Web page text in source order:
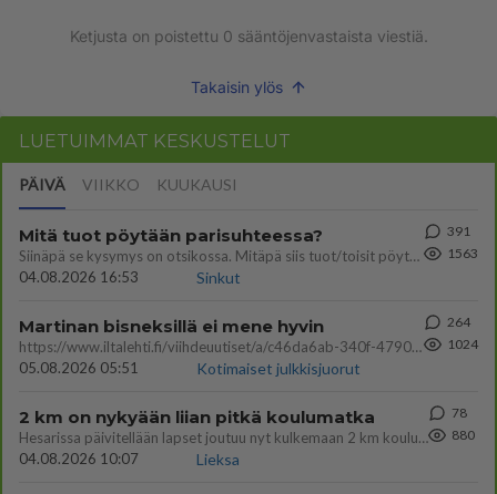
Ketjusta on poistettu 0 sääntöjenvastaista viestiä.
Takaisin ylös
LUETUIMMAT KESKUSTELUT
PÄIVÄ VIIKKO KUUKAUSI
Mitä tuot pöytään parisuhteessa?
Siinäpä se kysymys on otsikossa. Mitäpä siis tuot/toisit pöytään parisuhteessa? Oletko mies vai nainen? Koetko sen mitä
04.08.2026 16:53
Sinkut
391
1563
Martinan bisneksillä ei mene hyvin
https://www.iltalehti.fi/viihdeuutiset/a/c46da6ab-340f-4790-aaa7-0865eed2336 Yrityksen konkurssihakemus on tullut kärä
05.08.2026 05:51
Kotimaiset julkkisjuorut
264
1024
2 km on nykyään liian pitkä koulumatka
Hesarissa päivitellään lapset joutuu nyt kulkemaan 2 km kouluun jösses. Ruostefillarilla tuo matka menee vaikka miten äk
04.08.2026 10:07
Lieksa
78
880